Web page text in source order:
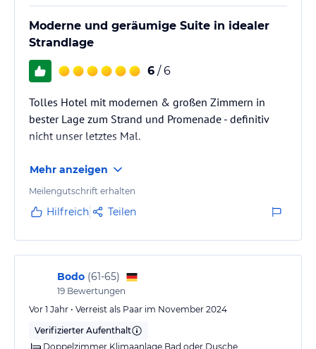
Moderne und geräumige Suite in idealer
Strandlage
6 / 6
Tolles Hotel mit modernen & großen Zimmern in
bester Lage zum Strand und Promenade - definitiv
nicht unser letztes Mal.
Mehr anzeigen
Meilengutschrift erhalten
Hilfreich Teilen
Bodo (61-65)
19 Bewertungen
Vor 1 Jahr • Verreist als Paar im November 2024
Verifizierter Aufenthalt
Doppelzimmer,Klimaanlage,Bad oder Dusche